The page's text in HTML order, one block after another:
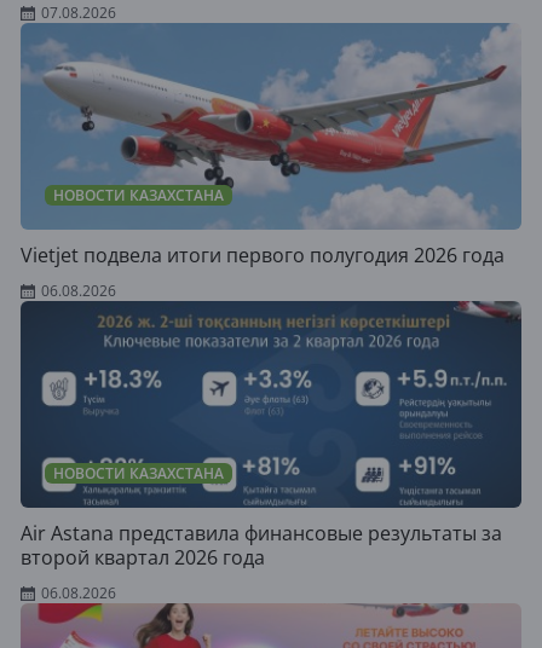
07.08.2026
НОВОСТИ КАЗАХСТАНА
Vietjet подвела итоги первого полугодия 2026 года
06.08.2026
НОВОСТИ КАЗАХСТАНА
Air Astana представила финансовые результаты за
второй квартал 2026 года
06.08.2026